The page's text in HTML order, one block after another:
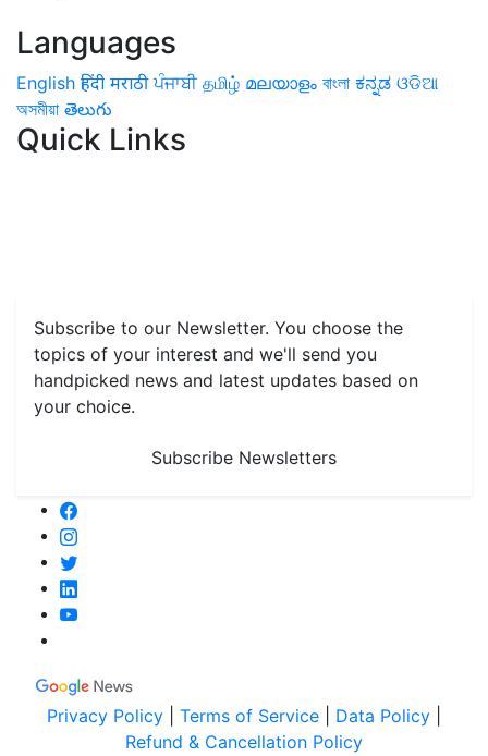
Languages
English हिंदी मराठी ਪੰਜਾਬੀ தமிழ் മലയാളം বাংলা ಕನ್ನಡ ଓଡିଆ
অসমীয়া తెలుగు
Quick Links
Subscribe to our Newsletter. You choose the
topics of your interest and we'll send you
handpicked news and latest updates based on
your choice.
Subscribe Newsletters
Privacy Policy Terms of Service Data Policy
Refund & Cancellation Policy